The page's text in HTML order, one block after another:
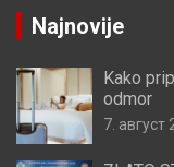
Najnovije
Kako
odmor
7. август